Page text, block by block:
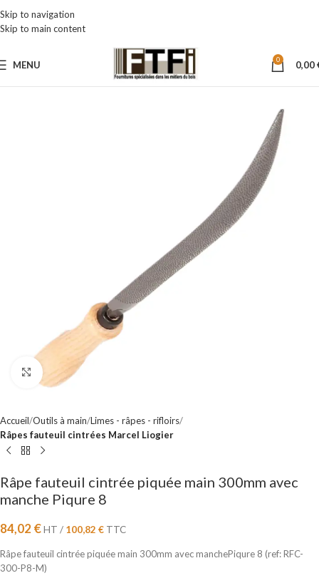
Skip to navigation
Skip to main content
MENU 0 0,00
Cliquez pour agrandir
Accueil Outils à main Limes - râpes - rifloirs
Râpes fauteuil cintrées Marcel Liogier
Râpe fauteuil cintrée piquée main 300mm avec
manche Piqure 8
84,02€HT / 100,82 € TTC
Râpe fauteuil cintrée piquée main 300mm avec manchePiqure 8 (ref: RFC-
300-P8-M)